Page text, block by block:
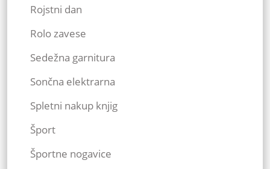
Rojstni dan
Rolo zavese
Sedežna garnitura
Sončna elektrarna
Spletni nakup knjig
Šport
Športne nogavice